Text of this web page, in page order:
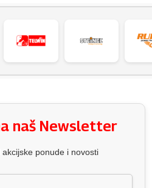
naš Newsletter
ponude i novosti